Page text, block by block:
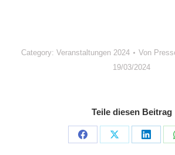
Category: Veranstaltungen 2024 Von
19/03/2024
Teile diesen Beitrag
Share
Share
Share